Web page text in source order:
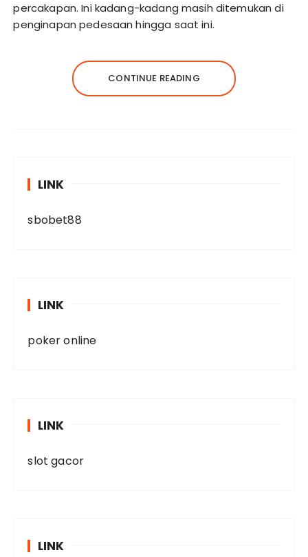
percakapan. Ini kadang-kadang masih ditemukan di
penginapan pedesaan hingga saat ini.
CONTINUE READING
LINK
sbobet88
LINK
poker online
LINK
slot gacor
LINK